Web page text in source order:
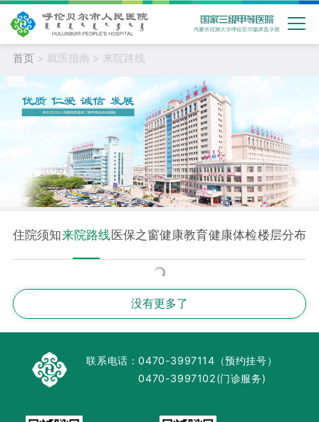
首页 > 就医指南 > 来院路线
住院须知来院路线医保之窗健康教育健康体检楼层分布
没有更多了
联系电话：0470-3997114（预约挂号）
0470-3997102(门诊服务)